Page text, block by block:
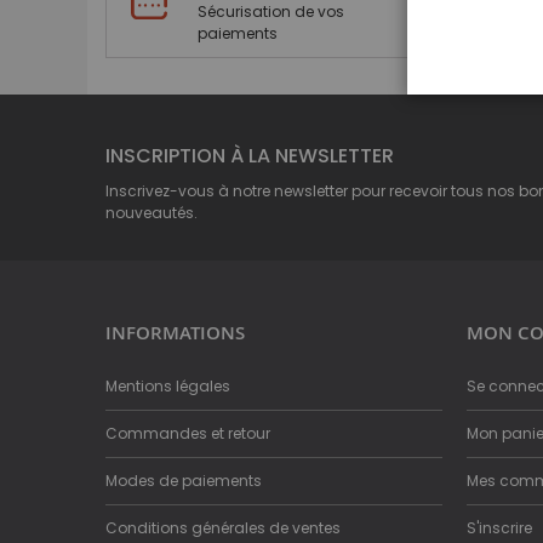
Sécurisation de vos
paiements
INSCRIPTION À LA NEWSLETTER
Inscrivez-vous à notre newsletter pour recevoir tous nos
nouveautés.
INFORMATIONS
Mentions légales
Commandes et retour
Modes de paiements
Conditions générales de ventes
MON
Se
Mon
Mes
S'inscrire